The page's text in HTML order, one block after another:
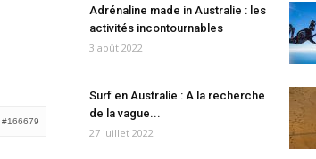
#166679
Adrénaline made in Australie : les
activités incontournables
3 août 2022
Surf en Australie : A la recherche
de la vague...
27 juillet 2022